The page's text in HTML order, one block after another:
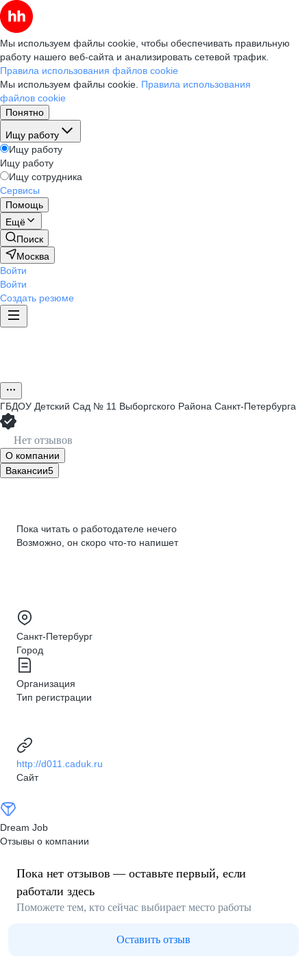
Мы используем файлы cookie, чтобы обеспечивать правильную
работу нашего веб-сайта и анализировать сетевой трафик.
Правила использования файлов cookie
Мы используем файлы cookie. Правила использования
файлов cookie
Понятно
Ищу работу
Ищу работу
Ищу работу
Ищу сотрудника
Сервисы
Помощь
Ещё
Поиск
Москва
Войти
Войти
Создать резюме
ГБДОУ Детский Сад № 11 Выборгского Района Санкт-Петербурга
Нет отзывов
О компании
Вакансии5
Пока читать о работодателе нечего
Возможно, он скоро что‑то напишет
Санкт-Петербург
Город
Организация
Тип регистрации
http://d011.caduk.ru
Сайт
Dream Job
Отзывы о компании
Пока нет отзывов — оставьте первый, если
работали здесь
Поможете тем, кто сейчас выбирает место работы
Оставить отзыв